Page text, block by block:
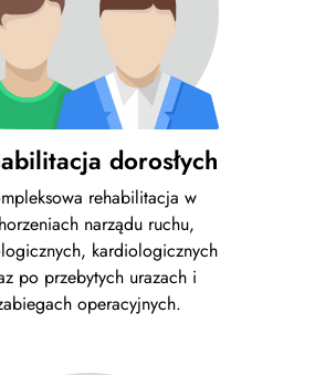
dorosłych
rehabilitacja w
narządu ruchu,
kardiologicznych
po przebytych urazach i
operacyjnych.